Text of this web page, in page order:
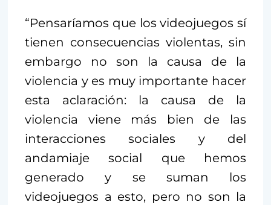
“Pensaríamos que los videojuegos sí
tienen consecuencias violentas, sin
embargo no son la causa de la
violencia y es muy importante hacer
esta aclaración: la causa de la
violencia viene más bien de las
interacciones sociales y del
andamiaje social que hemos
generado y se suman los
videojuegos a esto, pero no son la